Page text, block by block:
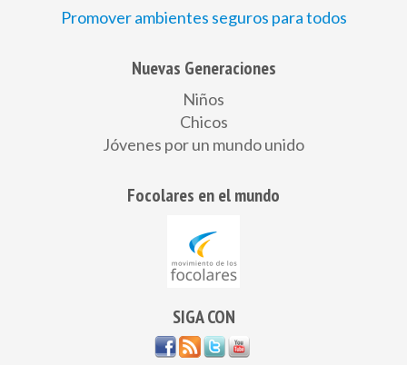
Promover ambientes seguros para todos
Nuevas Generaciones
Niños
Chicos
Jóvenes por un mundo unido
Focolares en el mundo
SIGA CON